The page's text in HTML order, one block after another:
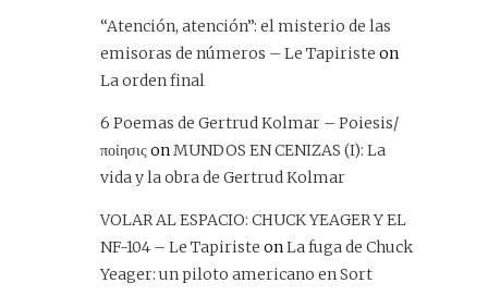
“Atención, atención”: el misterio de las
emisoras de números – Le Tapiriste on
La orden final
6 Poemas de Gertrud Kolmar – Poiesis/
ποίησις onMUNDOS EN CENIZAS (I): La
vida y la obra de Gertrud Kolmar
VOLAR AL ESPACIO: CHUCK YEAGER Y EL
NF-104 – Le Tapiriste onLa fuga de Chuck
Yeager: un piloto americano en Sort